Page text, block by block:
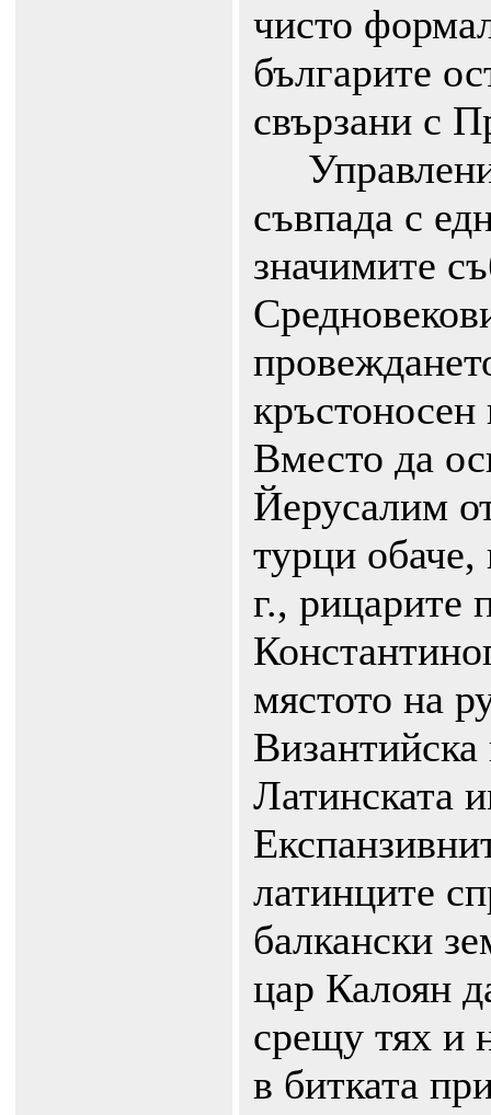
чисто
българите
свързани с
съвпада с
значимите
Вместо да
Йерусалим
турци
г., рицарите
мястото на
Латинската
латинците
балкански
цар Калоян
срещу тях и
в битката